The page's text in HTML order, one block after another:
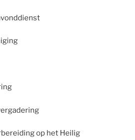
op het Heilig